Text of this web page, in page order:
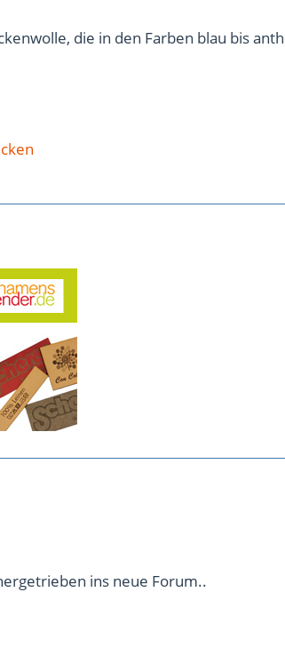
die in den Farben blau bis
ins neue Forum..